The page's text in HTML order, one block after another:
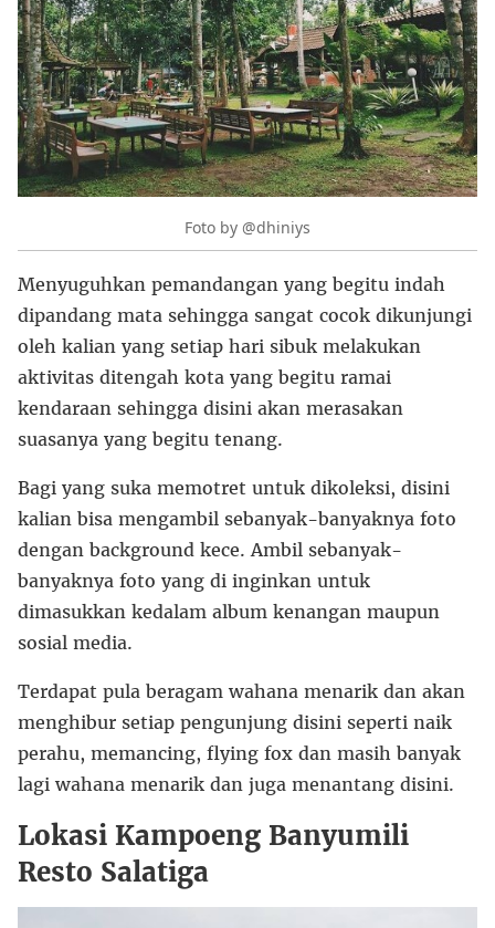
Foto by @dhiniys
Menyuguhkan pemandangan yang begitu indah
dipandang mata sehingga sangat cocok dikunjungi
oleh kalian yang setiap hari sibuk melakukan
aktivitas ditengah kota yang begitu ramai
kendaraan sehingga disini akan merasakan
suasanya yang begitu tenang.
Bagi yang suka memotret untuk dikoleksi, disini
kalian bisa mengambil sebanyak-banyaknya foto
dengan background kece. Ambil sebanyak-
banyaknya foto yang di inginkan untuk
dimasukkan kedalam album kenangan maupun
sosial media.
Terdapat pula beragam wahana menarik dan akan
menghibur setiap pengunjung disini seperti naik
perahu, memancing, flying fox dan masih banyak
lagi wahana menarik dan juga menantang disini.
Lokasi Kampoeng Banyumili
Resto Salatiga